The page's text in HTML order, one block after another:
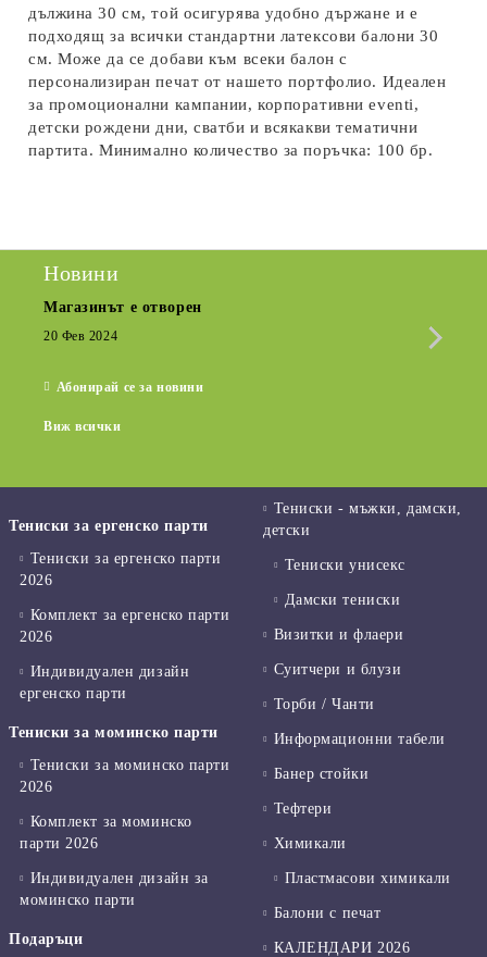
дължина 30 см, той осигурява удобно държане и е
подходящ за всички стандартни латексови балони 30
см. Може да се добави към всеки балон с
персонализиран печат от нашето портфолио. Идеален
за промоционални кампании, корпоративни eventi,
детски рождени дни, сватби и всякакви тематични
партита. Минимално количество за поръчка: 100 бр.
Новини
Магазинът е отворен
20 Фев 2024
Абонирай се за новини
Виж всички
Тениски за ергенско парти
Тениски за ергенско парти
2026
Комплект за ергенско парти
2026
Индивидуален дизайн
ергенско парти
Тениски за моминско парти
Тениски за моминско парти
2026
Комплект за моминско
парти 2026
Индивидуален дизайн за
моминско парти
Подаръци
Тениски - мъжки, дамски,
детски
Тениски унисекс
Дамски тениски
Визитки и флаери
Суитчери и блузи
Торби / Чанти
Информационни табели
Банер стойки
Тефтери
Химикали
Пластмасови химикали
Балони с печат
КАЛЕНДАРИ 2026